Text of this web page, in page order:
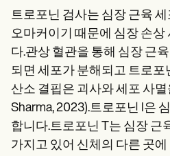
트로포닌 검사는 심장 근육 세
오마커이기 때문에 심장 손상
다.관상 혈관을 통해 심장 근
되면 세포가 분해되고 트로
산소 결핍은 괴사와 세포 사
Sharma, 2023).트로포닌 I은
합니다.트로포닌 T는 심장 근
가지고 있어 신체의 다른 곳